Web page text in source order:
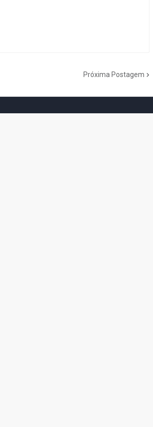
Próxima Postagem